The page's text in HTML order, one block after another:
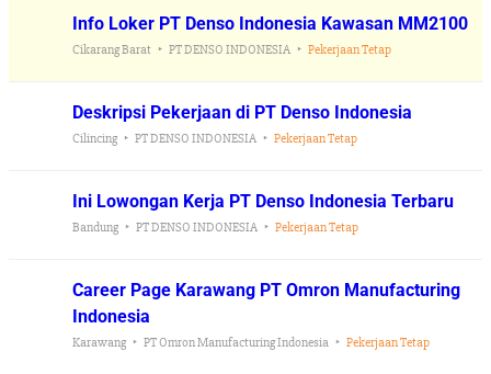
Info Loker PT Denso Indonesia Kawasan MM2100
Cikarang Barat PT DENSO INDONESIA Pekerjaan Tetap
Deskripsi Pekerjaan di PT Denso Indonesia
Cilincing PT DENSO INDONESIA Pekerjaan Tetap
Ini Lowongan Kerja PT Denso Indonesia Terbaru
Bandung PT DENSO INDONESIA Pekerjaan Tetap
Career Page Karawang PT Omron Manufacturing
Indonesia
Karawang PT Omron Manufacturing Indonesia Pekerjaan Tetap